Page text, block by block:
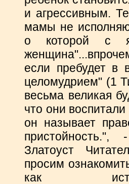
и агрессивным.
мамы не
о которой с
если пребудет в
целомудрием" (1
весьма великая
что они
он называет
Златоуст
просим
как